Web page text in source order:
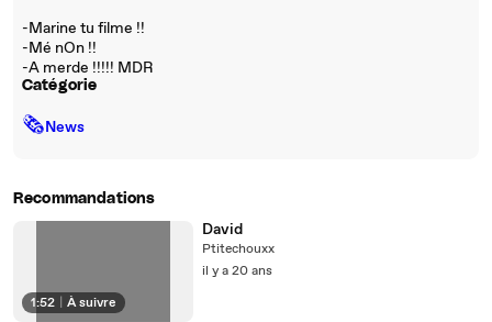
-Marine tu filme !!
-Mé nOn !!
-A merde !!!!! MDR
Catégorie
🗞News
Recommandations
1:52 À suivre
David
Ptitechouxx
il y a 20 ans